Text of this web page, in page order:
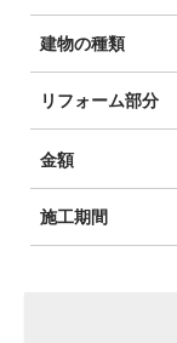
建物の種類
リフォーム部分
金額
施工期間